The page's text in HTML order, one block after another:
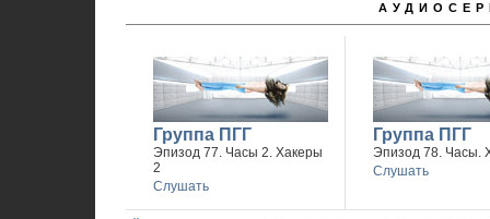
Группа ПГГ
Эпизод 77. Часы 2. Хакеры
2
Слушать
Группа ПГГ
Эпизод 78. Часы.
Слушать